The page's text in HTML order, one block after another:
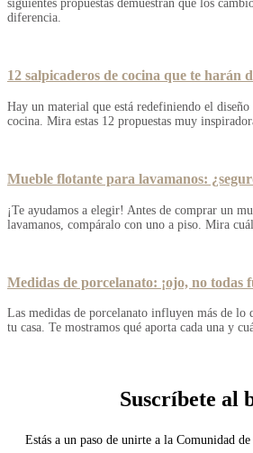
siguientes propuestas demuestran que los
diferencia.
12 salpicaderos de cocina que te harán
Hay un material que está redefiniendo el diseño
cocina. Mira estas 12 propuestas muy
Mueble flotante para lavamanos:
¡Te ayudamos a elegir! Antes de comprar un
lavamanos, compáralo con uno a piso. Mira
Medidas de porcelanato: ¡ojo, no todas
Las medidas de porcelanato influyen más de lo
tu casa. Te mostramos qué aporta cada una y
Suscríbete al
Estás a un paso de unirte a la Comunidad